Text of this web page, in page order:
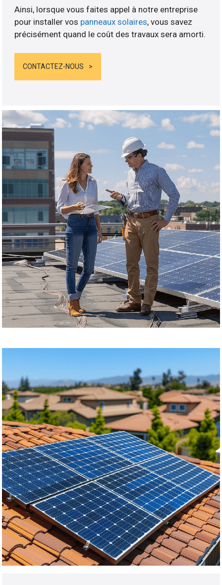
Ainsi, lorsque vous faites appel à notre entreprise
pour installer vos panneaux solaires, vous savez
précisément quand le coût des travaux sera amorti.
CONTACTEZ-NOUS